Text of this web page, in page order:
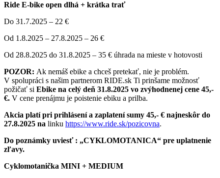
Ride E-bike open dlhá + krátka trať
Do 31.7.2025 – 22 €
Od 1.8.2025 – 27.8.2025 – 26 €
Od 28.8.2025 do 31.8.2025 – 35 € úhrada na mieste v hotovosti
POZOR: Ak nemáš ebike a chceš pretekať, nie je problém.
V spolupráci s našim partnerom RIDE.sk Ti prinšame možnosť
požičať si Ebike na celý deň 31.8.2025 vo zvýhodnenej cene 45,-
€. V cene prenájmu je poistenie ebiku a prilba.
Akcia platí pri prihlásení a zaplatení sumy 45,- € najneskôr do
27.8.2025 na linku https://www.ride.sk/pozicovna.
Do poznámky uviesť : „CYKLOMOTANICA“ pre uplatnenie
zľavy.
Cyklomotanička MINI + MEDIUM